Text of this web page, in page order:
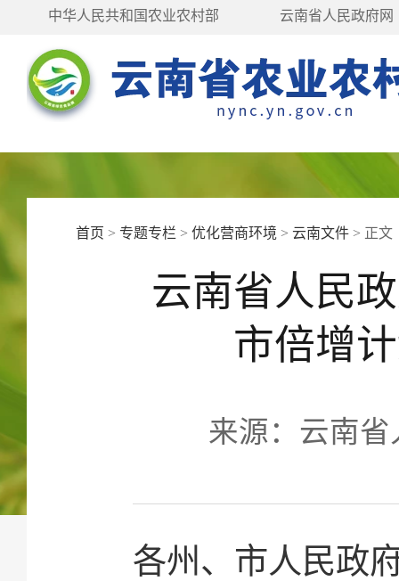
中华人民共和国农业农村部 云南省人民政府网
首页 > 专题专栏 >优化营商环境 > 云南文件 > 正文
云南省人民
市倍增
来源：云南
各州、市人民政